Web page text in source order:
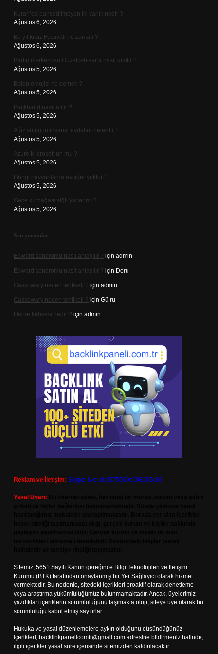
Kuran’da bahsedilmeyen iki varlık nedir ?
Ağustos 6, 2026
Bu yıl kiraz Festivali ne zaman ?
Ağustos 6, 2026
Bartın merkezden Güzelcehisar’a nasıl gidilir ?
Ağustos 5, 2026
Balon emojisi ne demek ?
Ağustos 5, 2026
Backhand nasıl atılır ?
Ağustos 5, 2026
Ağız sütünün insana faydaları nelerdir ?
Ağustos 5, 2026
Azure Microsoft un mu ?
Ağustos 5, 2026
Hangi hayvanlarda akciğer yoktur ?
Ağustos 5, 2026
Gece kurbağası siğil yapar mı ?
Ağustos 5, 2026
Son yorumlar
Edward sendromu nasıl anlaşılır ? için admin
Edward sendromu nasıl anlaşılır ? için Doru
Cassowary neden tehlikeli ? için admin
Cassowary neden tehlikeli ? için Gülru
Harire kahvesi nedir ? için admin
Reklam ve İletişim: Skype: live:.cid.575569c608265c69
Yasal Uyarı:
Sitemiz, 5651 Sayılı Kanun gereğince Bilgi Teknolojileri ve İletişim
Kurumu (BTK) tarafından onaylanmış bir Yer Sağlayıcı olarak hizmet
vermektedir. Bu nedenle, sitedeki içerikleri proaktif olarak denetleme
veya araştırma yükümlülüğümüz bulunmamaktadır. Ancak, üyelerimiz
yazdıkları içeriklerin sorumluluğunu taşımakta olup, siteye üye olarak bu
sorumluluğu kabul etmiş sayılırlar.
Hukuka ve yasal düzenlemelere aykırı olduğunu düşündüğünüz
içerikleri, backlinkpanelicomtr@gmail.com adresine bildirmeniz halinde,
ilgili içerikler yasal süre içerisinde sitemizden kaldırılacaktır.